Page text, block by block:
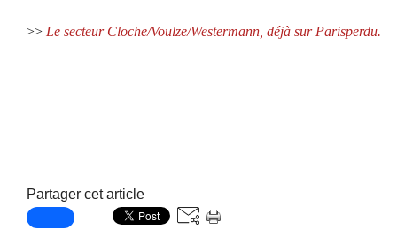
>> Le secteur Cloche/Voulze/Westermann, déjà sur Parisperdu.
Partager cet article